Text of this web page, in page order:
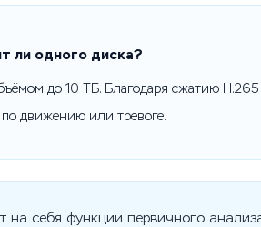
ли одного диска?
до 10 ТБ. Благодаря сжатию
движению или тревоге.
на себя функции первичного